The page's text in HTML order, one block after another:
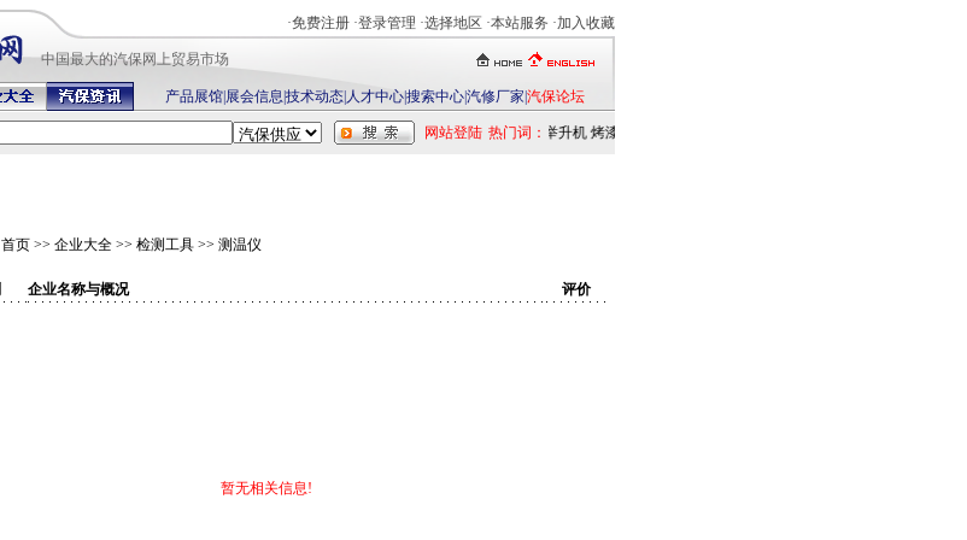
中国最
·免费注册 ·登录管理 ·选择地区 ·本站服务 ·加入收藏
大的汽保网上贸易市场
产品展馆| 展会信息 技术动态| 人才中心|搜索中心|汽修厂家 汽保论坛
网站登陆 热门词： 举升机 烤漆房
首页 >> 企业大全 >> 检测工具 >> 测温仪
企业名称与概况 评价
暂无相关信息!